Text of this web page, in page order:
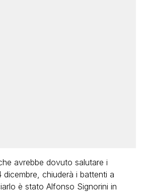
avrebbe dovuto salutare i
chiuderà i battenti a
è stato Alfonso Signorini in